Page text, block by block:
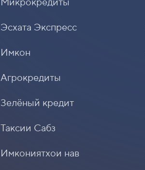
Эсхата Экспресс
Имкон
Агрокредиты
Зелёный кредит
Таксии Сабз
Имкониятхои нав